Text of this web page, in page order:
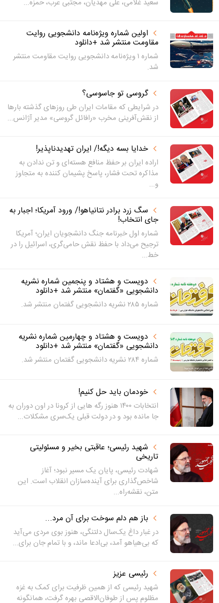
سعید غلامی، علی مهدیان، مجتبی عرب، حمزه...
اولین شماره ویژه‌نامه دانشجویی روایت
مقاومت منتشر شد +دانلود
شماره ۱ ویژه‌نامه دانشجویی روایت مقاومت منتشر
شد.
گروسی تو جاسوسی؟
در شرایطی که مقامات ایران طی روزهای گذشته بارها
از نقش‌آفرینی مخرب «رافائل گروسی» مدیر آژانس...
خدایا بسه دیگه!/ ایران تهدیدناپذیر!
اراده ایران بر حفظ منافع هسته‌ای و تن ندادن به
مذاکره تحت فشار، پاسخ پشیمان کننده به متجاوز
و...
سگ زرد برادر نتانیاهو!/ ورود آمریکا؛ اجبار به
جای انتخاب!
شماره اول خبرنامه جنگ دانشجویان ایران؛ آمریکا
ترجیح می‌داد با حفظ نقش حامی‌گری، اسرائیل را در
خط...
دویست و هشتاد و پنجمین شماره نشریه
دانشجویی «گفتمان» منتشر شد +دانلود
شماره ۲۸۵ نشریه دانشجویی گفتمان منتشر شد.
دویست و هشتاد و چهارمین شماره نشریه
دانشجویی «گفتمان» منتشر شد +دانلود
شماره ۲۸۴ نشریه دانشجویی گفتمان منتشر شد.
خودمان باید حل کنیم!
انتخابات ۱۴۰۰ هنوز رگه هایی از کرونا در اون دوران به
جا مانده بود و در دولت قبلی یک‌سری مشکلات...
شهید رئیسی؛ عاقبتی بخیر و مسئولیتی
تاریخی
شهادت رئیسی، پایان یک مسیر نبود؛ آغاز
شاخص‌گذاری برای آینده‌سازان انقلاب است. این
متن، نقشه‌راه...
باز هم دلم سوخت برای آن مرد...
در غبار داغ یک‌سال دلتنگی، هنوز بوی مردی می‌آید
که بی‌هیاهو آمد، بی‌ادعا ماند، و با تمام جان برای...
رئیسی عزیز
شهید رئیسی که از همین ظرفیت برای کمک به غزه
مظلوم پس از طوفان‌الاقصی بهره گرفت، همانگونه